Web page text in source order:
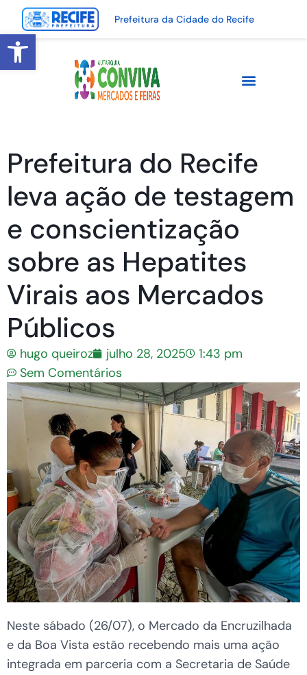
Abrir a barra de ferramentas
Prefeitura da Cidade do Recife
Prefeitura do Recife
leva ação de testagem
e conscientização
sobre as Hepatites
Virais aos Mercados
Públicos
hugo queiroz julho 28, 2025
1:43 pm
Sem Comentários
Neste sábado (26/07), o Mercado da Encruzilhada
e da Boa Vista estão recebendo mais uma ação
integrada em parceria com a Secretaria de Saúde